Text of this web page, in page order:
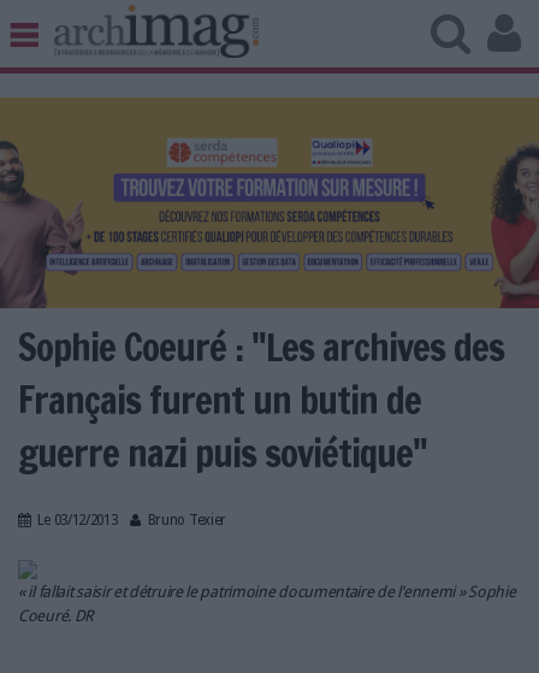
BIBLIOTHÈQUE ÉDITION
UNIVERS DATA
TRAVAIL COLLABORATIF
VIE NUMÉRIQUE
NUMÉRIQUE RESPONSABLE
LES DOSSIERS
LE MAGAZINE
L'ESPACE EMPLOI
Sophie Coeuré : "Les archives des
Français furent un butin de
guerre nazi puis soviétique"
Le 03/12/2013 Bruno Texier
« il fallait saisir et détruire le patrimoine documentaire de l’ennemi » Sophie
Coeuré. DR